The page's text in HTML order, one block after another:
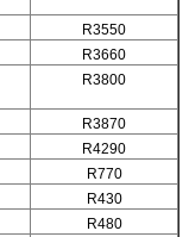
R3550
R3660
R3800
R3870
R4290
R770
R430
R480